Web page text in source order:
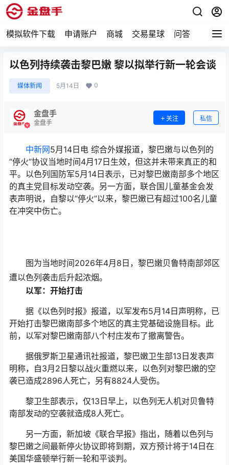
模拟软件下载 申请账户 商城 交易星球 问答 专题
以色列持续袭击黎巴嫩 黎以拟举行新一轮会谈
媒体新闻 5月14日 0
金盘手
金盘手
关注 私信
中新网5月14日电 综合外媒报道，黎巴嫩与以色列的
“停火”协议当地时间4月17日生效，但这并未带来真正的和
平。以色列国防军5月14日表示，已对黎巴嫩南部多个地区
的真主党目标发动空袭。另一方面，联合国儿童基金会发
表声明说，自黎以“停火”以来，黎巴嫩已有超过100名儿童
在冲突中伤亡。
图为当地时间2026年4月8日，黎巴嫩贝鲁特南部郊区
遭以色列袭击后升起浓烟。
以军：开始打击
据《以色列时报》报道，以军发布5月14日声明称，已
开始打击黎巴嫩南部多个地区的真主党基础设施目标。此
前，以军对黎巴嫩南部八个村庄发布了撤离警告。
据俄罗斯卫星通讯社报道，黎巴嫩卫生部13日发表声
明称，自3月2日黎以战火重燃以来，以色列对黎巴嫩的空
袭已造成2896人死亡，另有8824人受伤。
黎卫生部表示，仅13日早上，以色列无人机对贝鲁特
南部发动的空袭就造成8人死亡。
另一方面，新加坡《联合早报》指出，随着以色列与
黎巴嫩之间最新停火协议即将到期，双方预计将于14日在
美国华盛顿举行新一轮和平谈判。